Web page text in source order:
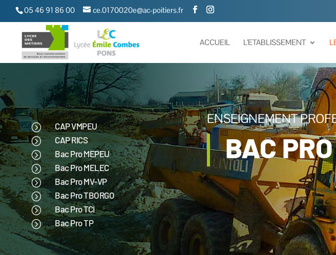
05 46 91 86 00 ce.0170020e@ac-poitiers.fr
ACCUEIL L’ETABLISSEMENT
=
CAP VMPEU
=
CAP RICS
=
Bac Pro MEPEU
=
Bac Pro MELEC
=
Bac Pro MV-VP
=
Bac Pro TBORGO
=
Bac Pro TCI
=
Bac Pro TP
ENSEIGNEMENT
BAC